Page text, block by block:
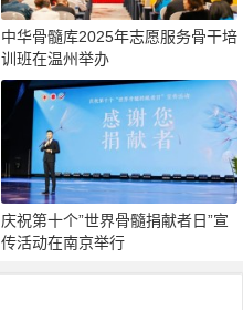
中华骨髓库2025年志愿服务骨干培
训班在温州举办
庆祝第十个”世界骨髓捐献者日”宣
传活动在南京举行